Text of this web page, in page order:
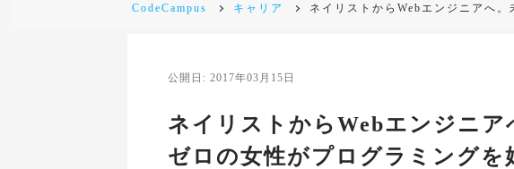
CodeCampus キャリア ネイリストからWebエンジニアへ
公開日: 2017年03月15日
ネイリストからWebエンジニア
ゼロの女性がプログラミングを